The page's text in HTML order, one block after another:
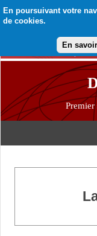
En poursuivant votre
de cookies.
En